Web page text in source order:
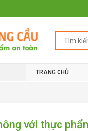
TRANG CHỦ
với thực